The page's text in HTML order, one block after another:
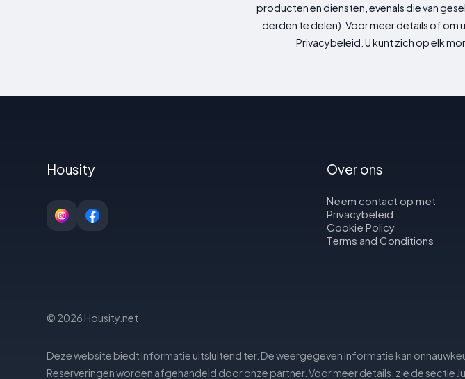
producten en diensten, evenals die van
derden te delen). Voor meer details of om
Privacybeleid. U kunt zich op elk
Housity Over ons
Neem contact op met
Privacybeleid
Cookie Policy
Terms and Conditions
© 2026 Housity.net
Deze website biedt informatie uitsluitend ter. De weergegeven informatie kan
Reserveringen worden afgehandeld door onze partner. Voor meer details, zie de sectie